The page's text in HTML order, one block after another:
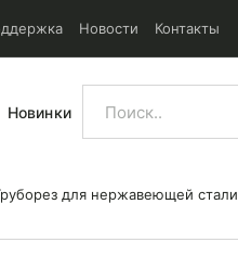
Новости Контакты
Новинки
для нержавеющей стали